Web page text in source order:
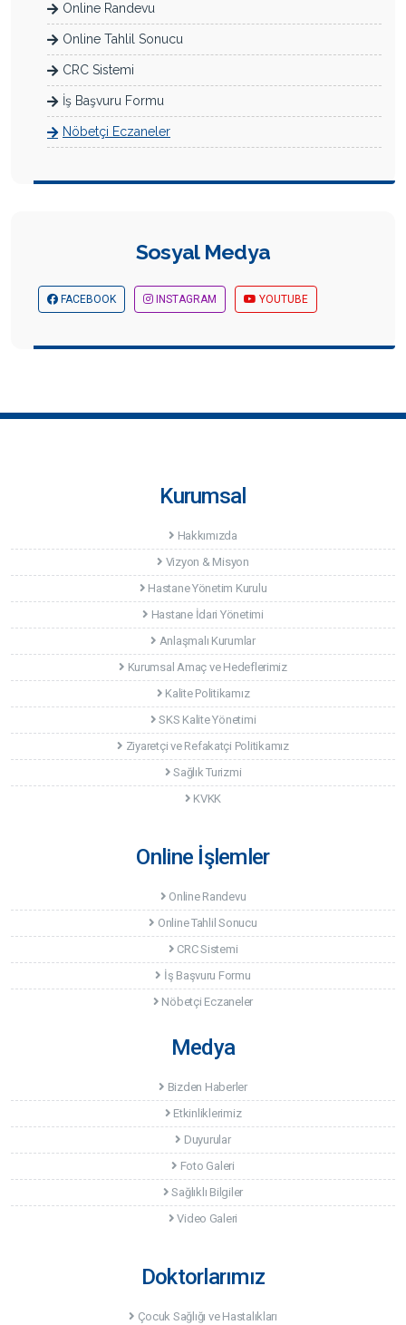
Online Randevu
Online Tahlil Sonucu
CRC Sistemi
İş Başvuru Formu
Nöbetçi Eczaneler
Sosyal Medya
FACEBOOK INSTAGRAM YOUTUBE
Kurumsal
Hakkımızda
Vizyon & Misyon
Hastane Yönetim Kurulu
Hastane İdari Yönetimi
Anlaşmalı Kurumlar
Kurumsal Amaç ve Hedeflerimiz
Kalite Politikamız
SKS Kalite Yönetimi
Ziyaretçi ve Refakatçi Politikamız
Sağlık Turizmi
KVKK
Online İşlemler
Online Randevu
Online Tahlil Sonucu
CRC Sistemi
İş Başvuru Formu
Nöbetçi Eczaneler
Medya
Bizden Haberler
Etkinliklerimiz
Duyurular
Foto Galeri
Sağlıklı Bilgiler
Video Galeri
Doktorlarımız
Çocuk Sağlığı ve Hastalıkları